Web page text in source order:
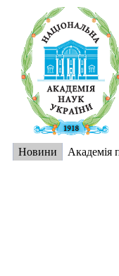
Новини Академія